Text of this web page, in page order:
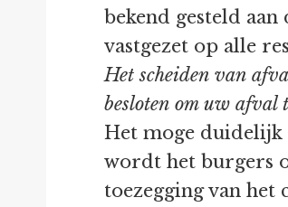
bekend gesteld aan
vastgezet op alle
Het scheiden van
besloten om uw afval
Het moge duidelijk
wordt het burgers
toezegging van het